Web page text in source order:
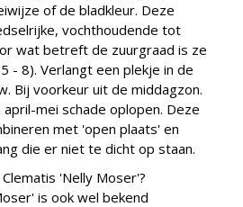
of de bladkleur. Deze
vochthoudende tot
wat betreft de zuurgraad is ze
- 8). Verlangt een plekje in de
Bij voorkeur uit de middagzon.
mei schade oplopen. Deze
met 'open plaats' en
die er niet te dicht op staan.
'Nelly Moser'?
is ook wel bekend